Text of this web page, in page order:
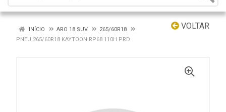
VOLTAR
INÍCIO ARO 18 SUV
265/60R18
PNEU 265/60R18 KAYTOON RP68 110H PRD